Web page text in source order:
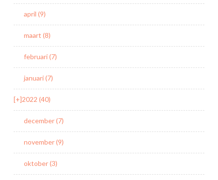
april (9)
maart (8)
februari (7)
januari (7)
[+]2022 (40)
december (7)
november (9)
oktober (3)